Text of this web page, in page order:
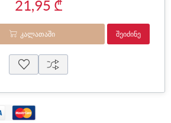
21,95 ₾
ᲙᲐᲚᲐᲗᲐᲨᲘ ᲨᲔᲘᲫᲘᲜᲔ